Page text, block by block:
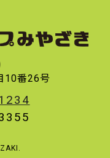
10番26号